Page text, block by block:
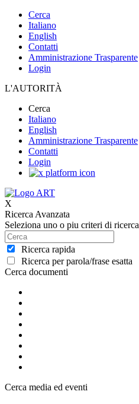
Cerca
Italiano
English
Contatti
Amministrazione Trasparente
Login
L'AUTORITÀ
Cerca
Italiano
English
Amministrazione Trasparente
Contatti
Login
X
Ricerca Avanzata
Seleziona uno o piu criteri di ricerca
Ricerca rapida
Ricerca per parola/frase esatta
Cerca documenti
Cerca media ed eventi